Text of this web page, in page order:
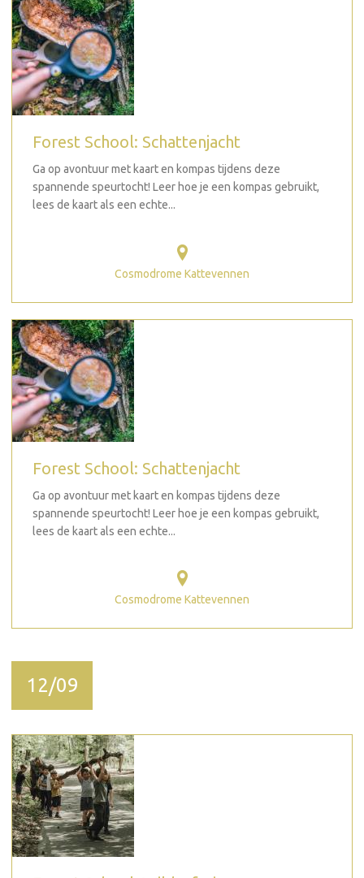
Forest School: Schattenjacht
Ga op avontuur met kaart en kompas tijdens deze
spannende speurtocht! Leer hoe je een kompas gebruikt,
lees de kaart als een echte...
Cosmodrome Kattevennen
Forest School: Schattenjacht
Ga op avontuur met kaart en kompas tijdens deze
spannende speurtocht! Leer hoe je een kompas gebruikt,
lees de kaart als een echte...
Cosmodrome Kattevennen
12/09